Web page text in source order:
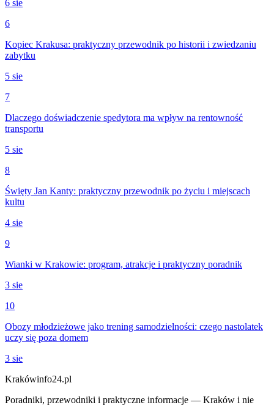
6 sie
6
Kopiec Krakusa: praktyczny przewodnik po historii i zwiedzaniu
zabytku
5 sie
7
Dlaczego doświadczenie spedytora ma wpływ na rentowność
transportu
5 sie
8
Święty Jan Kanty: praktyczny przewodnik po życiu i miejscach
kultu
4 sie
9
Wianki w Krakowie: program, atrakcje i praktyczny poradnik
3 sie
10
Obozy młodzieżowe jako trening samodzielności: czego nastolatek
uczy się poza domem
3 sie
Krakówinfo24.pl
Poradniki, przewodniki i praktyczne informacje — Kraków i nie